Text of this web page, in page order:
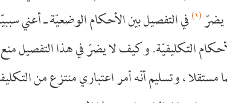
يضرّ(١) في التفصيل بين الأحكام الوضعيّة ـ أعني
التكليفيّة. وكيف لا يضرّ في هذا التفصيل
، وتسليم أنّه أمر اعتباري منتزع من